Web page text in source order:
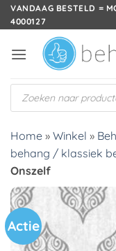
Ga
naar
VANDAAG BESTELD =
4000127
Producten
zoeken
Home » Winkel »
behang / klassiek
Onszelf
Actie